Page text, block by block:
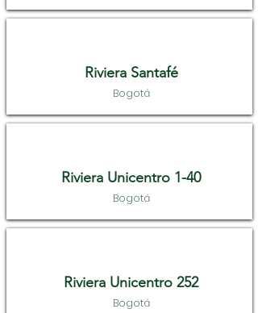
Riviera Santafé
Bogotá
Riviera Unicentro 1-40
Bogotá
Riviera Unicentro 252
Bogotá